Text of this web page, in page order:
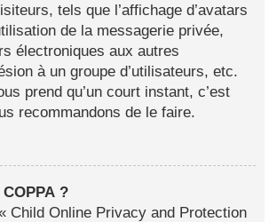
tels que l’affichage d’avatars
de la messagerie privée,
électroniques aux autres
à un groupe d’utilisateurs, etc.
prend qu’un court instant, c’est
recommandons de le faire.
?
Child Online Privacy and Protection